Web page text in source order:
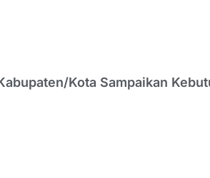
Kota Sampaikan